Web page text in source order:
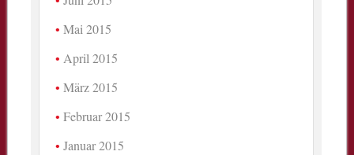
Mai 2015
April 2015
März 2015
Februar 2015
Januar 2015